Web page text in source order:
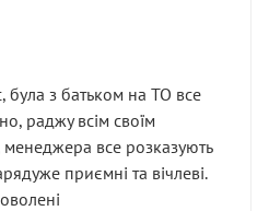
була з батьком на ТО все
раджу всім своїм
все розказують
приємні та вічлеві.